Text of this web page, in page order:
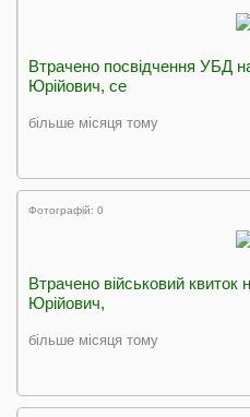
Втрачено посвідчення УБД
Юрійович, се
більше місяця тому
Фотографій: 0
Втрачено військовий квиток
Юрійович,
більше місяця тому